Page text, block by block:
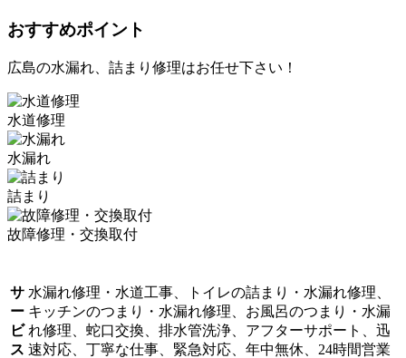
おすすめポイント
広島の水漏れ、詰まり修理はお任せ下さい！
水道修理
水漏れ
詰まり
故障修理・交換取付
サ
ー
ビ
ス
水漏れ修理・水道工事、トイレの詰まり・水漏れ修理、
キッチンのつまり・水漏れ修理、お風呂のつまり・水漏
れ修理、蛇口交換、排水管洗浄、アフターサポート、迅
速対応、丁寧な仕事、緊急対応、年中無休、24時間営業